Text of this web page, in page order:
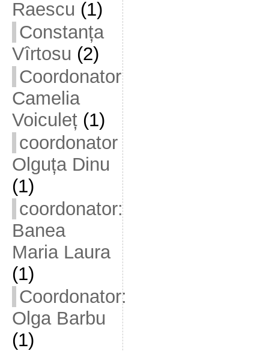
Raescu (1)
Constanța
Vîrtosu (2)
Coordonator
Camelia
Voiculeț(1)
coordonator
Olguța Dinu
(1)
coordonator:
Banea
Maria Laura
(1)
Coordonator:
Olga Barbu
(1)